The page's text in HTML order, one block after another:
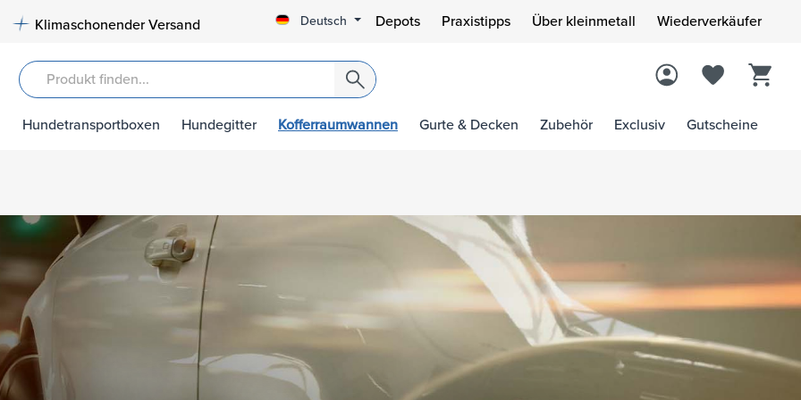
Klimaschonender Versand Deutsch Depots Praxistipps Über kleinmetall Wiederverkäufer
Hundetransportboxen Hundegitter Kofferraumwannen Gurte & Decken Zubehör Exclusiv Gutscheine